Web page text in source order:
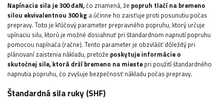
Napínacia sila je 300 daN,čo znamená, že popruh tlačí na bremeno
silou ekvivalentnou 300 kg a účinne ho zaisťuje proti posunutiu počas
prepravy. Toto je kľúčový parameter prepravného popruhu, ktorý určuje
upínaciu silu, ktorú je možné dosiahnuť pri štandardnom napnutí popruhu
pomocou napínača (račne). Tento parameter je obzvlášť dôležitý pri
plánovaní zaistenia nákladu, pretože poskytuje informácie o
skutočnej sile, ktorá drží bremeno na mieste pri použití štandardného
napnutia popruhu, čo zvyšuje bezpečnosť nákladu počas prepravy.
Štandardná sila ruky (SHF)